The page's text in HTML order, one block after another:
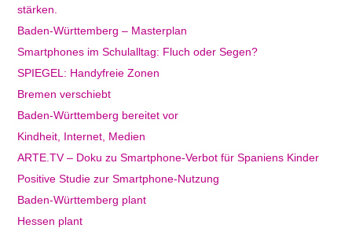
stärken.
Baden-Württemberg – Masterplan
Smartphones im Schulalltag: Fluch oder Segen?
SPIEGEL: Handyfreie Zonen
Bremen verschiebt
Baden-Württemberg bereitet vor
Kindheit, Internet, Medien
ARTE.TV – Doku zu Smartphone-Verbot für Spaniens Kinder
Positive Studie zur Smartphone-Nutzung
Baden-Württemberg plant
Hessen plant